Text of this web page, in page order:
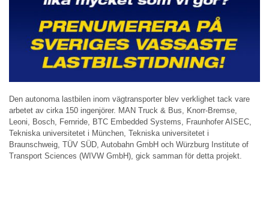
Den autonoma lastbilen inom vägtransporter blev verklighet tack vare
arbetet av cirka 150 ingenjörer. MAN Truck & Bus, Knorr-Bremse,
Leoni, Bosch, Fernride, BTC Embedded Systems, Fraunhofer AISEC,
Tekniska universitetet i München, Tekniska universitetet i
Braunschweig, TÜV SÜD, Autobahn GmbH och Würzburg Institute of
Transport Sciences (WIVW GmbH), gick samman för detta projekt.